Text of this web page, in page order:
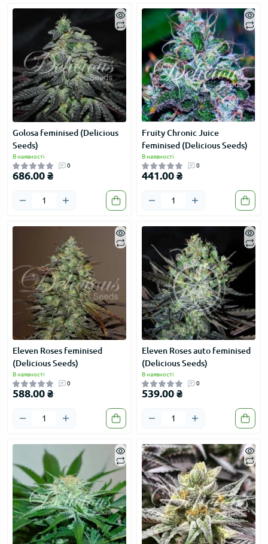
Golosa feminised (Delicious
Seeds)
В наявності
0
686.00 ₴
Fruity Chronic Juice
feminised (Delicious Seeds)
В наявності
0
441.00 ₴
Eleven Roses feminised
(Delicious Seeds)
В наявності
0
588.00 ₴
Eleven Roses auto feminised
(Delicious Seeds)
В наявності
0
539.00 ₴